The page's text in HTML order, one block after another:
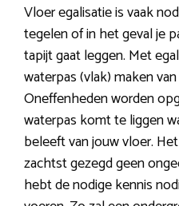
Vloer egalisatie is vaak
tegelen of in het geval je
tapijt gaat leggen. Met
waterpas (vlak) maken
Oneffenheden worden
waterpas komt te liggen
beleeft van jouw vloer.
zachtst gezegd geen
hebt de nodige kennis